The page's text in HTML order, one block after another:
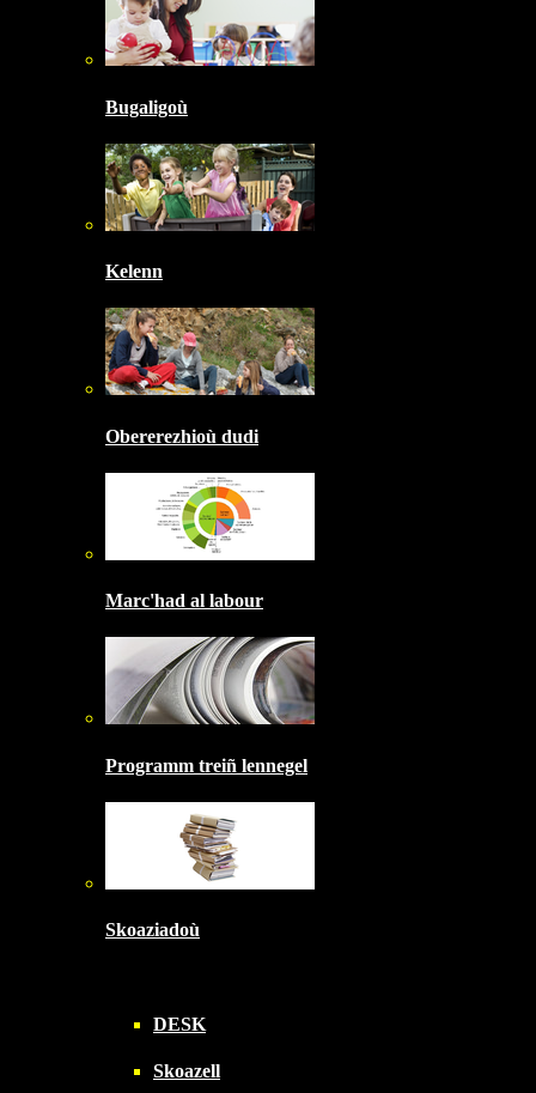
Bugaligoù
Kelenn
Obererezhioù dudi
Marc'had al labour
Programm treiñ lennegel
Skoaziadoù
DESK
Skoazell